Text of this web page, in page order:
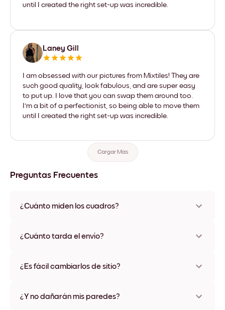
until I created the right set-up was incredible.
Laney Gill
I am obsessed with our pictures from Mixtiles! They are
such good quality, look fabulous, and are super easy
to put up. I love that you can swap them around too.
I'm a bit of a perfectionist, so being able to move them
until I created the right set-up was incredible.
Cargar Más
Preguntas Frecuentes
¿Cuánto miden los cuadros?
varios materiales y colores de marco, incluidas opciones sin
¿Cuánto tarda el envío?
disponibles en algunos países. Te enviaremos un número de
¿Es fácil cambiarlos de sitio?
ningún daño
¿Y no dañarán mis paredes?